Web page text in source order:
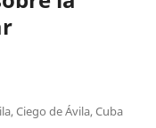
Ciego de Ávila, Cuba